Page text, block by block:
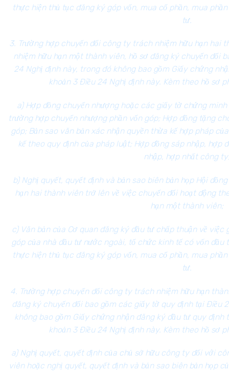
thực hiện thủ tục đăng ký góp vốn, mua cổ phần, mua
tư.
3. Trường hợp chuyển đổi công ty trách nhiệm hữu hạn
nhiệm hữu hạn một thành viên, hồ sơ đăng ký chuyển đổi
24 Nghị định này, trong đó không bao gồm Giấy chứng
khoản 3 Điều 24 Nghị định này. Kèm theo hồ sơ
a) Hợp đồng chuyển nhượng hoặc các giấy tờ chứng
trường hợp chuyển nhượng phần vốn góp; Hợp đồng tặng
góp; Bản sao văn bản xác nhận quyền thừa kế hợp pháp
kế theo quy định của pháp luật; Hợp đồng sáp nhập, hợp
nhập, hợp nhất công
b) Nghị quyết, quyết định và bản sao biên bản họp Hội
hạn hai thành viên trở lên về việc chuyển đổi hoạt động
hạn một thành viên;
c) Văn bản của Cơ quan đăng ký đầu tư chấp thuận về
góp của nhà đầu tư nước ngoài, tổ chức kinh tế có vốn
thực hiện thủ tục đăng ký góp vốn, mua cổ phần, mua
tư.
4. Trường hợp chuyển đổi công ty trách nhiệm hữu hạn
đăng ký chuyển đổi bao gồm các giấy tờ quy định tại Điều
không bao gồm Giấy chứng nhận đăng ký đầu tư quy định
khoản 3 Điều 24 Nghị định này. Kèm theo hồ sơ
a) Nghị quyết, quyết định của chủ sở hữu công ty đối với
viên hoặc nghị quyết, quyết định và bản sao biên bản họp